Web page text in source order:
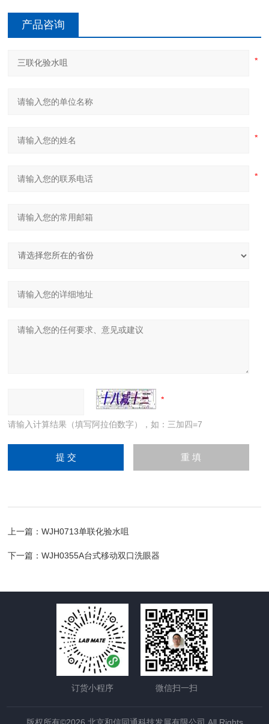
产品咨询
请输入计算结果（填写阿拉伯数字），如：三加四=7
上一篇：WJH0713单联化验水咀
下一篇：WJH0355A台式移动双口洗眼器
订货小程序 微信扫一扫